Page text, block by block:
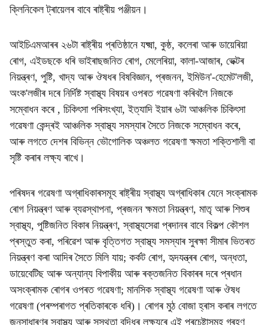
ক্লিনিকেল ট্ৰায়েলৰ বাবে ৰাষ্ট্ৰীয় পঞ্জীয়ন।
আইচিএমআৰৰ ২৬টা ৰাষ্ট্ৰীয় প্ৰতিষ্ঠানে যক্ষ্মা, কুষ্ঠ, কলেৰা আৰু ডায়েৰিয়া
ৰোগ, এইডছকে ধৰি ভাইৰাছজনিত ৰোগ, মেলেৰিয়া, কালা-আজাৰ, ভেক্টৰ
নিয়ন্ত্ৰণ, পুষ্টি, খাদ্য আৰু ঔষধৰ বিষবিজ্ঞান, প্ৰজনন, ইমিউন'-হেমেট'লজী,
অংক'লজীৰ দৰে নিৰ্দিষ্ট স্বাস্থ্য বিষয়ৰ ওপৰত গৱেষণা কৰিবলৈ নিজকে
সম্বোধন কৰে , চিকিৎসা পৰিসংখ্যা, ইত্যাদি ইয়াৰ ৬টা আঞ্চলিক চিকিৎসা
গৱেষণা কেন্দ্ৰই আঞ্চলিক স্বাস্থ্য সমস্যাৰ সৈতে নিজকে সম্বোধন কৰে,
আৰু লগতে দেশৰ বিভিন্ন ভৌগোলিক অঞ্চলত গৱেষণা ক্ষমতা শক্তিশালী বা
সৃষ্টি কৰাৰ লক্ষ্য ৰাখে।
পৰিষদৰ গৱেষণা অগ্ৰাধিকাৰসমূহ ৰাষ্ট্ৰীয় স্বাস্থ্য অগ্ৰাধিকাৰ যেনে সংক্ৰামক
ৰোগ নিয়ন্ত্ৰণ আৰু ব্যৱস্থাপনা, প্ৰজনন ক্ষমতা নিয়ন্ত্ৰণ, মাতৃ আৰু শিশুৰ
স্বাস্থ্য, পুষ্টিজনিত বিকাৰ নিয়ন্ত্ৰণ, স্বাস্থ্যসেৱা প্ৰদানৰ বাবে বিকল্প কৌশল
প্ৰস্তুত কৰা, পৰিৱেশ আৰু বৃত্তিগত স্বাস্থ্য সমস্যাৰ সুৰক্ষা সীমাৰ ভিতৰত
নিয়ন্ত্ৰণ কৰা আদিৰ সৈতে মিলি যায়; কৰ্কট ৰোগ, হৃদযন্ত্ৰৰ ৰোগ, অন্ধতা,
ডায়েবেটিছ আৰু অন্যান্য বিপাকীয় আৰু ৰক্তজনিত বিকাৰৰ দৰে প্ৰধান
অসংক্ৰামক ৰোগৰ ওপৰত গৱেষণা; মানসিক স্বাস্থ্য গৱেষণা আৰু ঔষধ
গৱেষণা (পৰম্পৰাগত প্ৰতিকাৰকে ধৰি)। ৰোগৰ মুঠ বোজা হ্ৰাস কৰাৰ লগতে
জনসাধাৰণৰ স্বাস্থ্য আৰু সুস্থতা বৃদ্ধিৰ লক্ষ্যৰে এই প্ৰচেষ্টাসমূহ গ্ৰহণ